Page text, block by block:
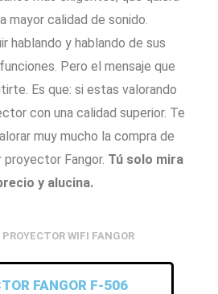
mayor calidad de sonido.
hablando y hablando de sus
Pero el mensaje que
Es que: si estas valorando
con una calidad superior. Te
muy mucho la compra de
Fangor. Tú solo mira
y alucina.
WIFI FANGOR
FANGOR F-506